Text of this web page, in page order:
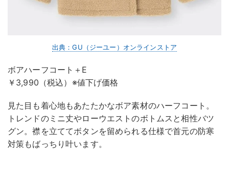
出典：GU（ジーユー）オンラインストア
ボアハーフコート＋E
￥3,990（税込）※値下げ価格
見た目も着心地もあたたかなボア素材のハーフコート。
トレンドのミニ丈やローウエストのボトムスと相性バツ
グン。襟を立ててボタンを留められる仕様で首元の防寒
対策もばっちり叶います。